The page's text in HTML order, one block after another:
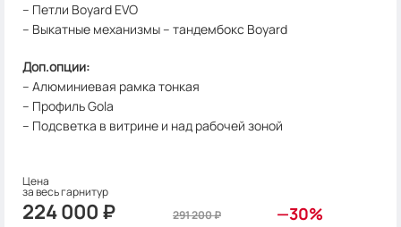
– Петли Boyard EVO
– Выкатные механизмы – тандембокс Boyard
Доп.опции:
– Алюминиевая рамка тонкая
– Профиль Gola
– Подсветка в витрине и над рабочей зоной
Цена
за весь га​​​​рнитур
224 000 ₽ 291 200₽ —30%